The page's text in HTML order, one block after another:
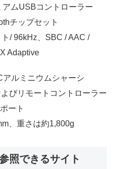
ムUSBコントローラー
チップセット
/ 96kHz、SBC / AAC /
Adaptive
ルミニウムシャーシ
びリモートコントローラー
ート
、重さは約1,800g
照できるサイト